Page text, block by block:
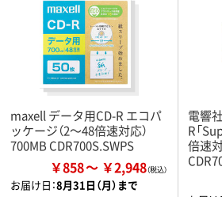
maxell データ用CD-R エコパ
ッケージ（2～48倍速対応）
700MB CDR700S.SWPS
￥858 ￥2,948
お届け日：8月31日（月）まで
電響
R「
倍速